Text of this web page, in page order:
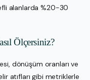
alanlarda %20-30
Ölçersiniz?
dönüşüm oranları ve
atıfları gibi metriklerle